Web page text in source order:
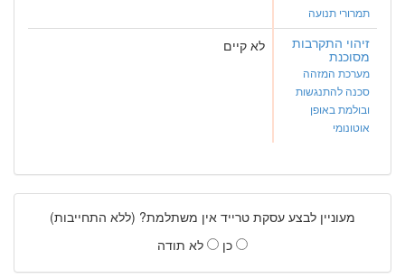
תמרורי תנועה
זיהוי התקרבות
מסוכנת
מערכת המזהה
סכנה להתנגשות
ובולמת באופן
אוטונומי
לא קיים
מעוניין לבצע עסקת טרייד אין משתלמת? (ללא התחייבות)
כן
לא תודה